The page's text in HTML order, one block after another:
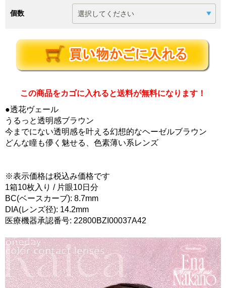
個数
この商品をカゴに入れると送料が無料になります！
●透花ヴェール
うるっと透明感ブラウン
今までにない透明感を叶える幻想的なヘーゼルブラウン
どんな瞳も儚く魅せる、色素薄い系レンズ
※表示価格は税込み価格です
1箱10枚入り / 片眼10日分
BC(ベースカーブ): 8.7mm
DIA(レンズ径): 14.2mm
医療機器承認番号: 22800BZI00037A42